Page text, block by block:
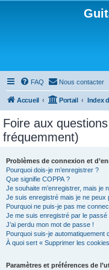
FAQ Nous contacter
Accueil Portail Index
Foire aux
fréquemment)
Problèmes de connexion et
Pourquoi dois-je m’enregistrer ?
Que signifie COPPA ?
Je souhaite m’enregistrer, mais je
Je suis enregistré mais je ne peux
Pourquoi ne puis-je pas me
Je me suis enregistré par le
J’ai perdu mon mot de passe !
Pourquoi suis-je automatiquement
À quoi sert « Supprimer les
Paramètres et préférences de